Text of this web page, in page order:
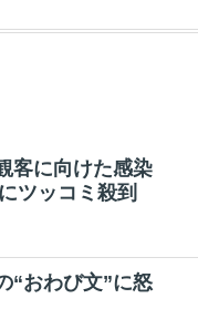
客に向けた感染
ツッコミ殺到
“おわび文”に怒